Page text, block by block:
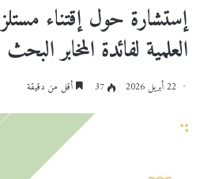
إستشارة حول إقتناء
العلمية لفائدة المخابر البحث
22 أبريل 2026 37 أقل من دقيقة